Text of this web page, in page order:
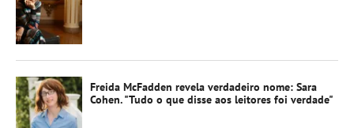
Freida McFadden revela verdadeiro nome: Sara
Cohen. "Tudo o que disse aos leitores foi verdade"